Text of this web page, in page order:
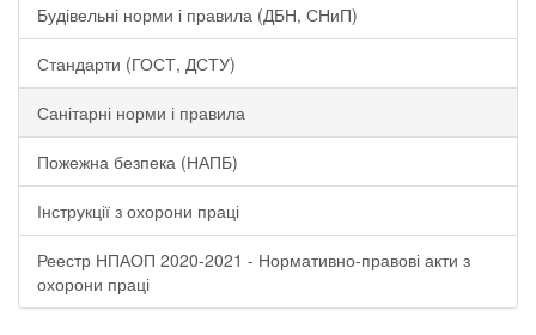
Будівельні норми і правила (ДБН, СНиП)
Стандарти (ГОСТ, ДСТУ)
Санітарні норми і правила
Пожежна безпека (НАПБ)
Інструкції з охорони праці
Реестр НПАОП 2020-2021 - Нормативно-правові акти з
охорони праці